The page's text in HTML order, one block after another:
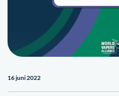
16 juni 2022